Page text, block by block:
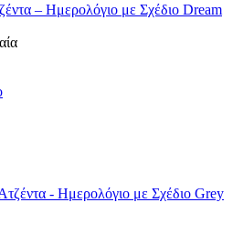
– Ημερολόγιο με Σχέδιο Dream